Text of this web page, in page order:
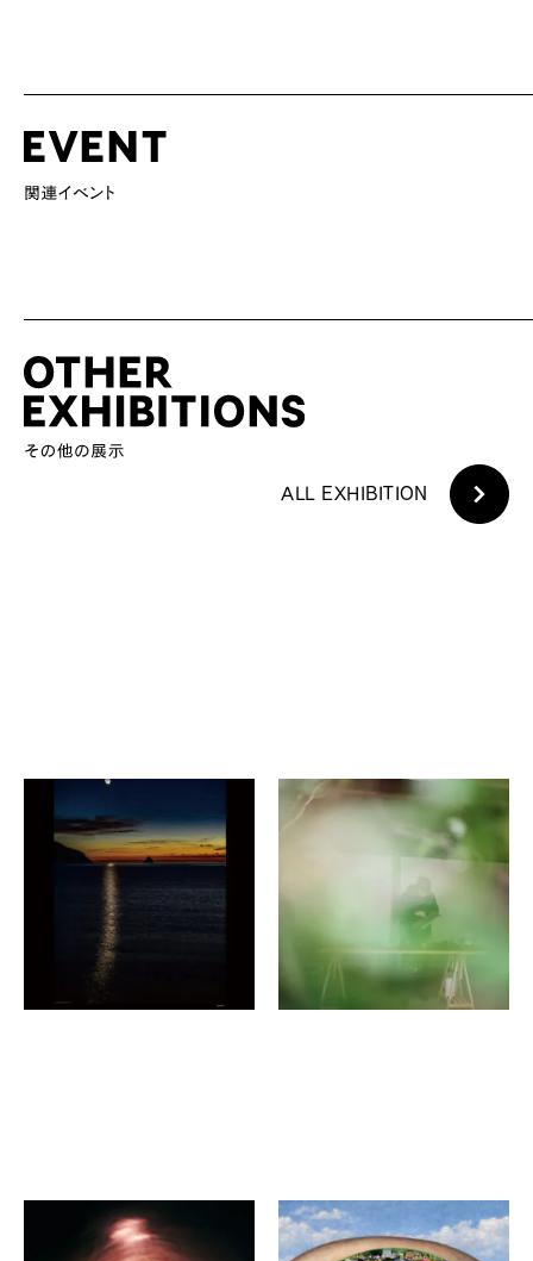
ALL EXHIBITION
奄美の星空 〜 100年後の
こどもたちに 〜
THE GATE HOTEL 京
都高瀬川 by HULIC
sōma collective（片山達
貴、他3名）
粒と波 ――写真、建築、編
残響記・息
SceNEプロジェクト（渡邊
剛、山崎敦子）